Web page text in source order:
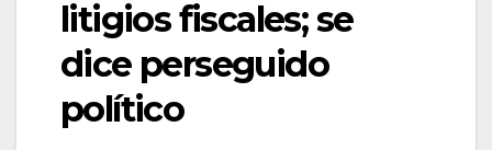
litigios fiscales; se
dice perseguido
político